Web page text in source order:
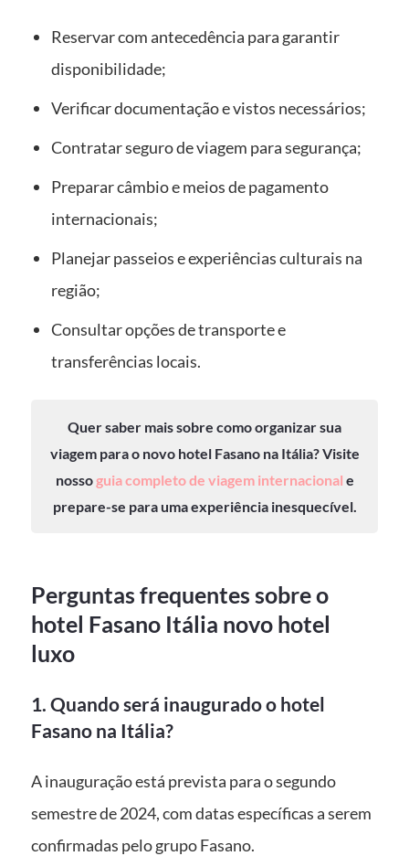
Reservar com antecedência para garantir
disponibilidade;
Verificar documentação e vistos necessários;
Contratar seguro de viagem para segurança;
Preparar câmbio e meios de pagamento
internacionais;
Planejar passeios e experiências culturais na
região;
Consultar opções de transporte e
transferências locais.
Quer saber mais sobre como organizar sua
viagem para o novo hotel Fasano na Itália? Visite
nossoguia completo de viagem internacional e
prepare-se para uma experiência inesquecível.
Perguntas frequentes sobre o
hotel Fasano Itália novo hotel
luxo
1. Quando será inaugurado o hotel
Fasano na Itália?
A inauguração está prevista para o segundo
semestre de 2024, com datas específicas a serem
confirmadas pelo grupo Fasano.